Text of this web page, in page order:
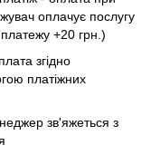
оплачує послугу
платежу +20 грн.)
згідно
платіжних
зв'яжеться з